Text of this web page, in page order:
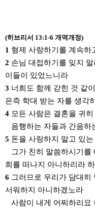
(히브리서 13:1-6 개역개정)
1 형제 사랑하기를 계속하
2 손님 대접하기를 잊지
이들이 있었느니라
3 너희도 함께 갇힌 것 같
은즉 학대 받는 자를 생각
4 모든 사람은 결혼을 귀
음행하는 자들과 간음하
5 돈을 사랑하지 말고 있
그가 친히 말씀하시기를
희를 떠나지 아니하리라
6 그러므로 우리가 담대히
서워하지 아니하겠노라
사람이 내게 어찌하리요